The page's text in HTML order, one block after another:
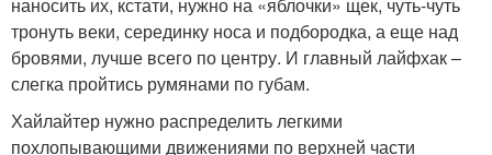
наносить их, кстати, нужно на «яблочки» щек, чуть-чуть
тронуть веки, серединку носа и подбородка, а еще над
бровями, лучше всего по центру. И главный лайфхак –
слегка пройтись румянами по губам.
Хайлайтер нужно распределить легкими
похлопывающими движениями по верхней части